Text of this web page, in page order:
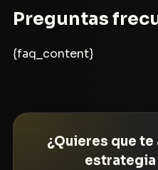
Preguntas
{faq_content}
¿Quieres que
estrategia